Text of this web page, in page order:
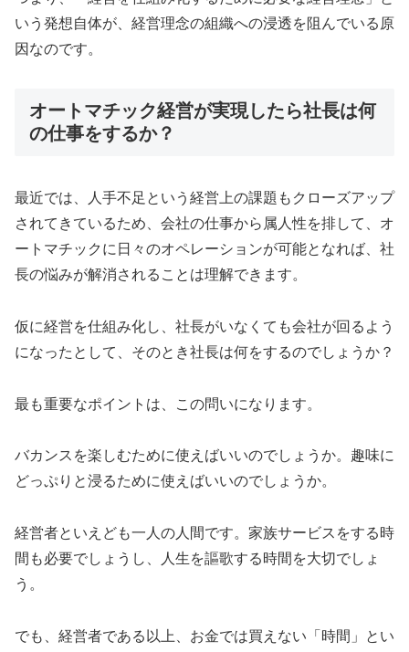
いう発想自体が、経営理念の組織への浸透を阻んでいる原
因なのです。
オートマチック経営が実現したら社長は何
の仕事をするか？
最近では、人手不足という経営上の課題もクローズアップ
されてきているため、会社の仕事から属人性を排して、オ
ートマチックに日々のオペレーションが可能となれば、社
長の悩みが解消されることは理解できます。
仮に経営を仕組み化し、社長がいなくても会社が回るよう
になったとして、そのとき社長は何をするのでしょうか？
最も重要なポイントは、この問いになります。
バカンスを楽しむために使えばいいのでしょうか。趣味に
どっぷりと浸るために使えばいいのでしょうか。
経営者といえども一人の人間です。家族サービスをする時
間も必要でしょうし、人生を謳歌する時間を大切でしょ
う。
でも、経営者である以上、お金では買えない「時間」とい